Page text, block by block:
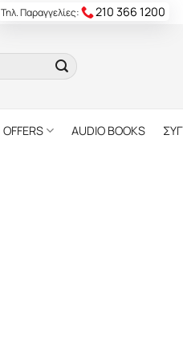
Τηλ. Παραγγελίες: 210 366 1200
OFFERS AUDIO BOOKS